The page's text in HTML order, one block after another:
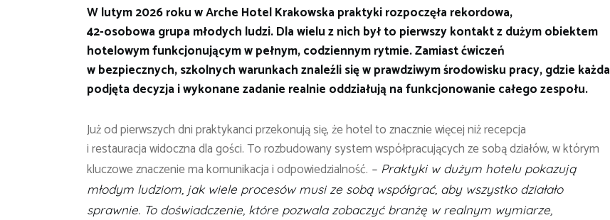
W lutym 2026 roku w Arche Hotel Krakowska praktyki rozpoczęła rekordowa,
42-osobowa grupa młodych ludzi. Dla wielu z nich był to pierwszy kontakt z dużym obiektem
hotelowym funkcjonującym w pełnym, codziennym rytmie.Zamiast ćwiczeń
w bezpiecznych, szkolnych warunkach znaleźli się w prawdziwym środowisku pracy, gdzie każda
podjęta decyzja i wykonane zadanie realnie oddziałują na funkcjonowanie całego zespołu.
Już od pierwszych dni praktykanci przekonują się, że hotel to znacznie więcej niż recepcja
i restauracja widoczna dla gości. To rozbudowany system współpracujących ze sobą działów, w którym
kluczowe znaczenie ma komunikacja i odpowiedzialność. – Praktyki w dużym hotelu pokazują
młodym ludziom, jak wiele procesów musi ze sobą współgrać, aby wszystko działało
sprawnie. To doświadczenie, które pozwala zobaczyć branżę w realnym wymiarze,